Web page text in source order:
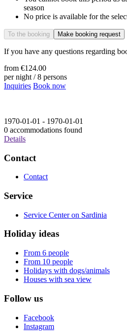
season
No price is available for the
To the booking Make booking request
If you have any questions regarding
from €124.00
per night / 8 persons
Inquiries Book now
1970-01-01 - 1970-01-01
0 accommodations found
Details
Contact
Contact
Service
Service Center on Sardinia
Holiday ideas
From 6 people
From 10 people
Holidays with dogs/animals
Houses with sea view
Follow us
Facebook
Instagram